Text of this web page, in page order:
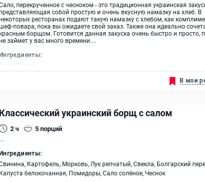
перекрученное с чесноком - это традиционная украинская
представляющая собой простую и очень вкусную намазку на хлеб. В
некоторых ресторанах подают такую намазку с хлебом, как
шеф-повара, пока вы ожидаете свой заказ. Также она идеально
красным борщом. Готовится данная закуска очень быстро и просто,
не займет у вас много времени....
Сало, Чеснок
В мои
Классический украинский борщ с салом
2 ч 5порций
...
Картофель, Морковь, Лук репчатый, Свекла, Болгарский
Капуста белокочанная, Помидоры, Сало солёное, Чеснок